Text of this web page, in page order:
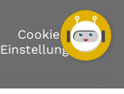
Cookie-
Einstellungen